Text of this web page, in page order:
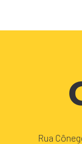
Rua